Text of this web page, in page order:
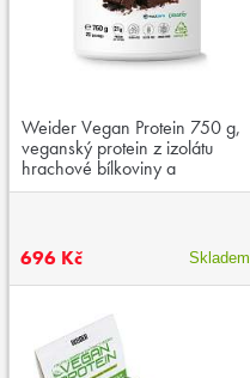
Weider Vegan Protein 750 g,
veganský protein z izolátu
hrachové bílkoviny a
koncentrátu rýžové bílkoviny
696 Kč Skladem